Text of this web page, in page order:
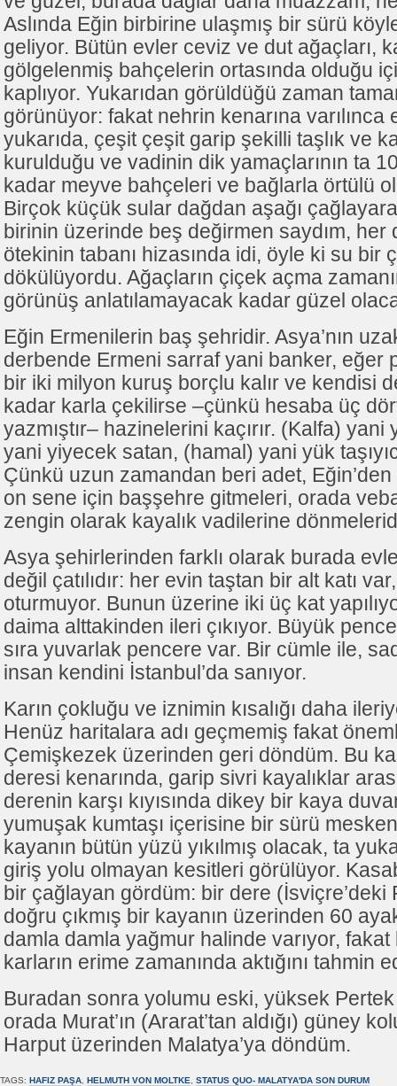
Aslında Eğin birbirine ulaşmış bir sürü
geliyor. Bütün evler ceviz ve dut ağaçları,
gölgelenmiş bahçelerin ortasında olduğu
kaplıyor. Yukarıdan görüldüğü zaman
görünüyor: fakat nehrin kenarına varılınca
yukarıda, çeşit çeşit garip şekilli taşlık ve
kurulduğu ve vadinin dik yamaçlarının ta
kadar meyve bahçeleri ve bağlarla örtülü
Birçok küçük sular dağdan aşağı
birinin üzerinde beş değirmen saydım, her
ötekinin tabanı hizasında idi, öyle ki su bir
dökülüyordu. Ağaçların çiçek açma
görünüş anlatılamayacak kadar güzel
Eğin Ermenilerin baş şehridir. Asya’nın
derbende Ermeni sarraf yani banker, eğer
bir iki milyon kuruş borçlu kalır ve kendisi
kadar karla çekilirse –çünkü hesaba üç
yazmıştır– hazinelerini kaçırır. (Kalfa) yani
yani yiyecek satan, (hamal) yani yük
Çünkü uzun zamandan beri adet,
on sene için başşehre gitmeleri, orada
zengin olarak kayalık vadilerine
Asya şehirlerinden farklı olarak burada
değil çatılıdır: her evin taştan bir alt katı
oturmuyor. Bunun üzerine iki üç kat
daima alttakinden ileri çıkıyor. Büyük
sıra yuvarlak pencere var. Bir cümle ile,
insan kendini İstanbul’da sanıyor.
Karın çokluğu ve iznimin kısalığı daha
Henüz haritalara adı geçmemiş fakat
Çemişkezek üzerinden geri döndüm. Bu
deresi kenarında, garip sivri kayalıklar
derenin karşı kıyısında dikey bir kaya
yumuşak kumtaşı içerisine bir sürü
kayanın bütün yüzü yıkılmış olacak, ta
giriş yolu olmayan kesitleri görülüyor.
bir çağlayan gördüm: bir dere
doğru çıkmış bir kayanın üzerinden 60
damla damla yağmur halinde varıyor,
karların erime zamanında aktığını tahmin
Buradan sonra yolumu eski, yüksek
orada Murat’ın (Ararat’tan aldığı) güney
Harput üzerinden Malatya’ya döndüm.
TAGS: HAFIZ PAŞA HELMUTH VON MOLTKE STATUS QUO- MALATYA'DA SON DURUM